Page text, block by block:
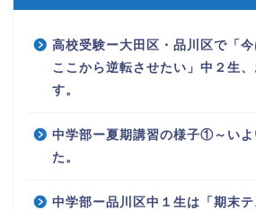
高校受験ー大田区・品川区で「今
ここから逆転させたい」中２生
す。
中学部ー夏期講習の様子①～いよ
た。
中学部ー品川区中１生は「期末